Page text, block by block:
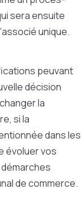
sera ensuite
unique.
peuvant
décision
la
si la
dans les
évoluer vos
de commerce.